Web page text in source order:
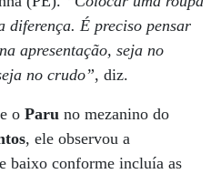
diferença. É preciso pensar
apresentação, seja no
no crudo”, diz.
e o Paru no mezanino do
, ele observou a
baixo conforme incluía as